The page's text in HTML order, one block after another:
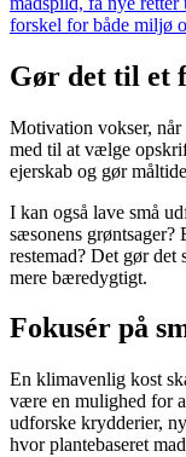
forskel for både miljø
Gør det til et
Motivation vokser,
med til at vælge
ejerskab og gør
I kan også lave små
sæsonens grøntsager?
restemad? Det gør
mere bæredygtigt.
Fokusér på
En klimavenlig kost
være en mulighed for
udforske krydderier,
hvor plantebaseret